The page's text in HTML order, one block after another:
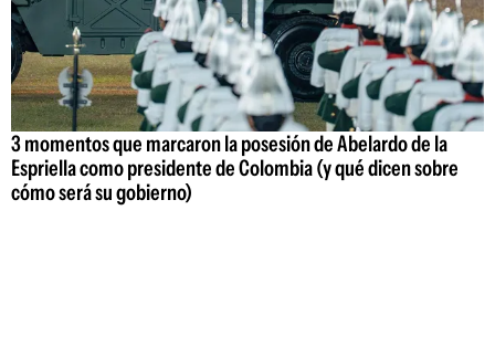
3 momentos que marcaron la posesión de Abelardo de la
Espriella como presidente de Colombia (y qué dicen sobre
cómo será su gobierno)